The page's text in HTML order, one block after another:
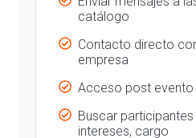
catálogo
Contacto directo
empresa
Acceso post
Buscar participantes
intereses, cargo